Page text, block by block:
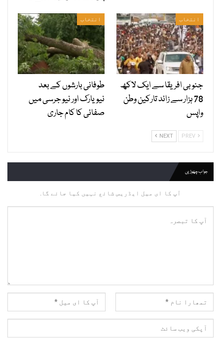
انتخاب
جنوبی افریقا سے ایک لاکھ
78 ہزار سے زائد تارکین وطن
واپس
انتخاب
طوفانی بارشوں کے بعد
نیویارک اور نیو جرسی میں
صفائی کا کام جاری
NEXT
جواب چھوڑیں
آپ کا ای میل ایڈریس شائع نہیں کیا جائے گا.